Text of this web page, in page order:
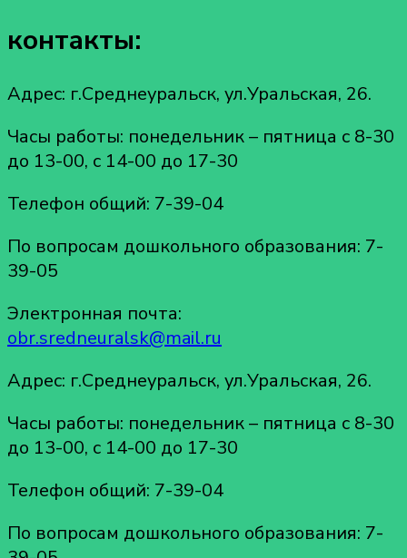
контакты:
Адрес: г.Среднеуральск, ул.Уральская, 26.
Часы работы: понедельник – пятница с 8-30
до 13-00, с 14-00 до 17-30
Телефон общий: 7-39-04
По вопросам дошкольного образования: 7-
39-05
Электронная почта:
obr.sredneuralsk@mail.ru
Адрес: г.Среднеуральск, ул.Уральская, 26.
Часы работы: понедельник – пятница с 8-30
до 13-00, с 14-00 до 17-30
Телефон общий: 7-39-04
По вопросам дошкольного образования: 7-